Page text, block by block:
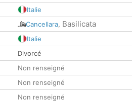
Italie
Cancellara, Basilicata
Italie
Divorcé
Non renseigné
Non renseigné
Non renseigné